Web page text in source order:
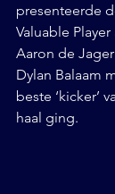
presenteerde
Valuable
Aaron de
Dylan Balaam
beste ‘kicker’
haal ging.